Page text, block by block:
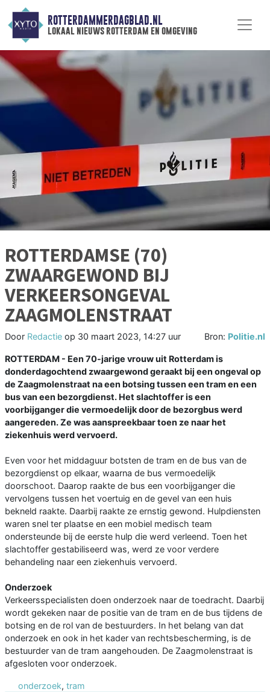
ROTTERDAMMERDAGBLAD.NL
lokaal nieuws rotterdam en omgeving
ROTTERDAMSE (70)
ZWAARGEWOND BIJ
VERKEERSONGEVAL
ZAAGMOLENSTRAAT
Door Redactie op 30 maart 2023, 14:27 uur Bron: Politie.nl
ROTTERDAM - Een 70-jarige vrouw uit Rotterdam is
donderdagochtend zwaargewond geraakt bij een ongeval op
de Zaagmolenstraat na een botsing tussen een tram en een
bus van een bezorgdienst. Het slachtoffer is een
voorbijganger die vermoedelijk door de bezorgbus werd
aangereden. Ze was aanspreekbaar toen ze naar het
ziekenhuis werd vervoerd.
Even voor het middaguur botsten de tram en de bus van de
bezorgdienst op elkaar, waarna de bus vermoedelijk
doorschoot. Daarop raakte de bus een voorbijganger die
vervolgens tussen het voertuig en de gevel van een huis
bekneld raakte. Daarbij raakte ze ernstig gewond. Hulpdiensten
waren snel ter plaatse en een mobiel medisch team
ondersteunde bij de eerste hulp die werd verleend. Toen het
slachtoffer gestabiliseerd was, werd ze voor verdere
behandeling naar een ziekenhuis vervoerd.
Onderzoek
Verkeersspecialisten doen onderzoek naar de toedracht. Daarbij
wordt gekeken naar de positie van de tram en de bus tijdens de
botsing en de rol van de bestuurders. In het belang van dat
onderzoek en ook in het kader van rechtsbescherming, is de
bestuurder van de tram aangehouden. De Zaagmolenstraat is
afgesloten voor onderzoek.
onderzoek, tram